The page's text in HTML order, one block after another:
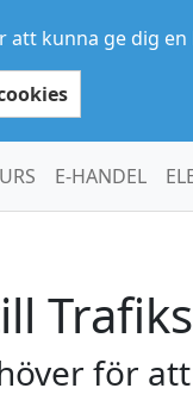
att kunna ge dig
E-HANDEL
för